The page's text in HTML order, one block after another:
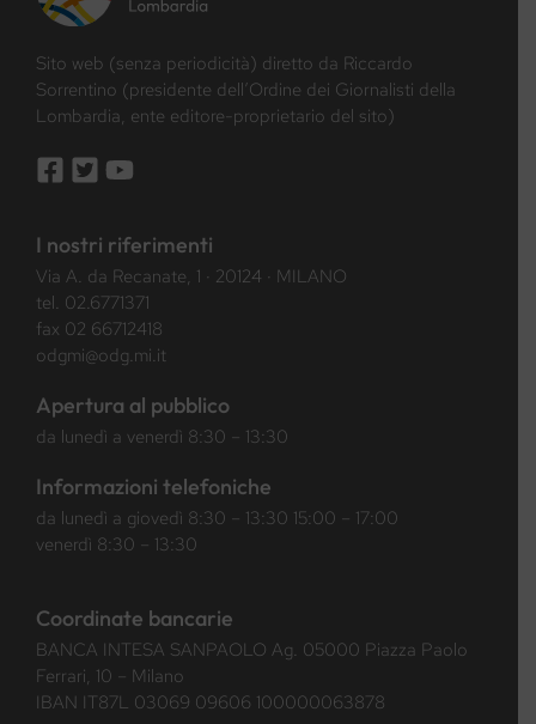
Sito web (senza periodicità) diretto da Riccardo
Sorrentino (presidente dell’Ordine dei Giornalisti della
Lombardia, ente editore-proprietario del sito)
I nostri riferimenti
Via A. da Recanate, 1 · 20124 · MILANO
tel. 02.6771371
fax 02 66712418
odgmi@odg.mi.it
Apertura al pubblico
da lunedì a venerdì 8:30 – 13:30
Informazioni telefoniche
da lunedì a giovedì 8:30 – 13:30 15:00 – 17:00
venerdì 8:30 – 13:30
Coordinate bancarie
BANCA INTESA SANPAOLO Ag. 05000 Piazza Paolo
Ferrari, 10 – Milano
IBAN IT87L 03069 09606 100000063878